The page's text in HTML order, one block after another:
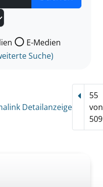
der Sie suchen wollen.
E-Medien
Suche)
Detailanzeige
55
von
509